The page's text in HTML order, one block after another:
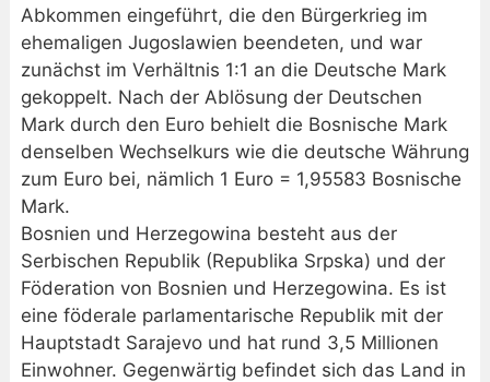
Abkommen eingeführt, die den Bürgerkrieg im
ehemaligen Jugoslawien beendeten, und war
zunächst im Verhältnis 1:1 an die Deutsche Mark
gekoppelt. Nach der Ablösung der Deutschen
Mark durch den Euro behielt die Bosnische Mark
denselben Wechselkurs wie die deutsche Währung
zum Euro bei, nämlich 1 Euro = 1,95583 Bosnische
Mark.
Bosnien und Herzegowina besteht aus der
Serbischen Republik (Republika Srpska) und der
Föderation von Bosnien und Herzegowina. Es ist
eine föderale parlamentarische Republik mit der
Hauptstadt Sarajevo und hat rund 3,5 Millionen
Einwohner. Gegenwärtig befindet sich das Land in